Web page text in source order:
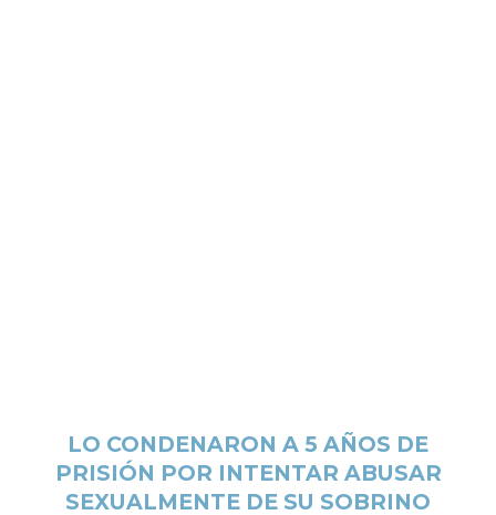
LO CONDENARON A 5 AÑOS DE
PRISIÓN POR INTENTAR ABUSAR
SEXUALMENTE DE SU SOBRINO